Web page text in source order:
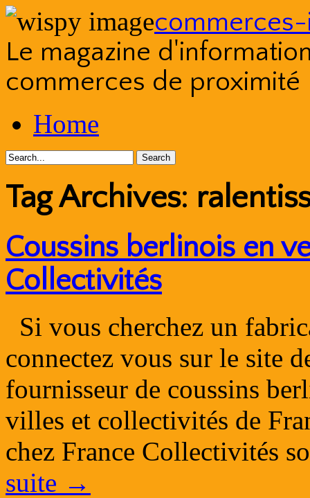
Le magazine
commerces de proximité
to
contentHome
Tag Archives:
Coussins berlinois en
Collectivités
Si vous cherchez un
connectez vous sur le site
fournisseur de coussins
villes et collectivités de
chez France Collectivités
suite →